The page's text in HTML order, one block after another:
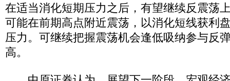
在适当消化短期压力之后，有望继续反震荡
可能在前期高点附近震荡，以消化短线获利
压力。可继续把握震荡机会逢低吸纳参与反
高。